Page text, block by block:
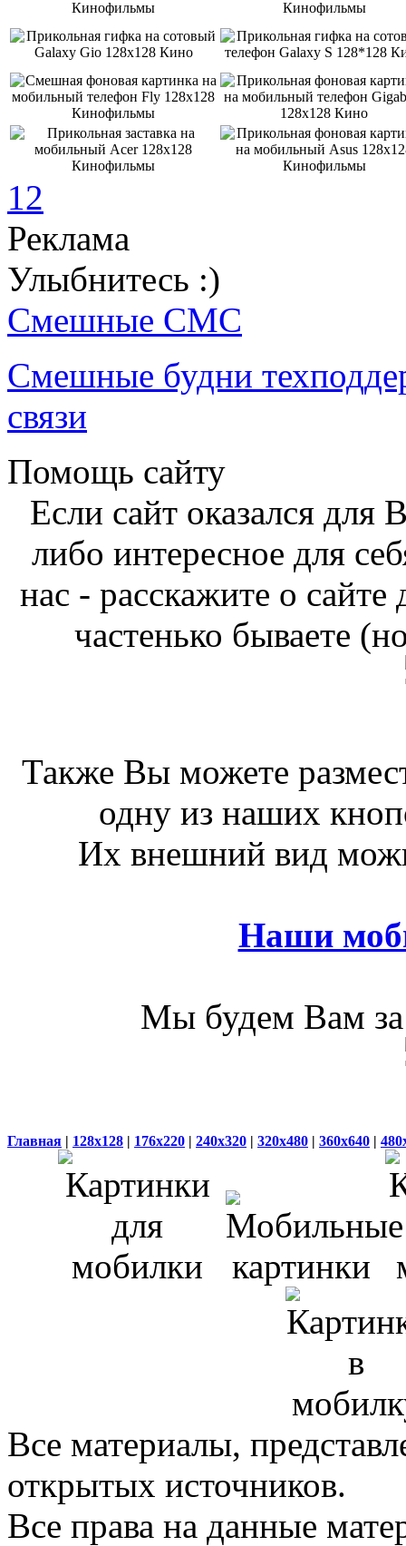
12
Реклама
Улыбнитесь :)
Смешные СМС
Смешные будни
связи
Помощь сайту
Если сайт оказался
либо интересное для
нас - расскажите о
частенько бываете
Также Вы можете
одну из наших
Их внешний вид
Наши
Мы будем Вам за
Главная | 128x128 | 176x220 | 240x320 | 320x480 | 360x640 |
Все материалы,
открытых источников.
Все права на данные